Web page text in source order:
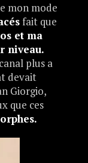
mon mode
fait que
et ma
niveau.
plus a
devait
Giorgio,
que ces